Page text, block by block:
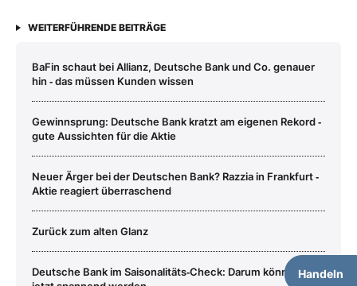
Handeln
WEITERFÜHRENDE BEITRÄGE
BaFin schaut bei Allianz, Deutsche Bank und Co. genauer
hin ‑ das müssen Kunden wissen
Gewinnsprung: Deutsche Bank kratzt am eigenen Rekord ‑
gute Aussichten für die Aktie
Neuer Ärger bei der Deutschen Bank? Razzia in Frankfurt ‑
Aktie reagiert überraschend
Zurück zum alten Glanz
Deutsche Bank im Saisonalitäts‑Check: Darum könnte es